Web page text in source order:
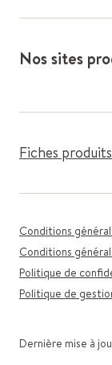
Nos sites
Fiches
Conditions
Conditions
Politique de
Politique de
Dernière mise à